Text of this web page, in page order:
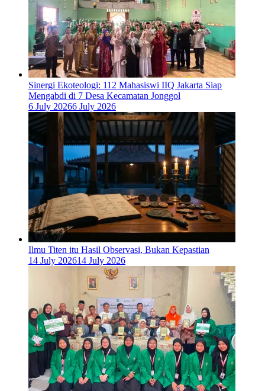
‎Sinergi Ekoteologi: 112 Mahasiswi IIQ Jakarta Siap
Mengabdi di 7 Desa Kecamatan Jonggol
6 July 20266 July 2026
Ilmu Titen itu Hasil Observasi, Bukan Kepastian
14 July 202614 July 2026